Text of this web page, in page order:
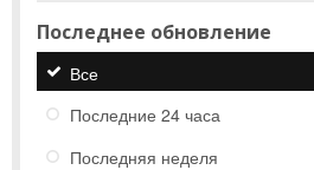
Последнее обновление
Все
Последние 24 часа
Последняя неделя